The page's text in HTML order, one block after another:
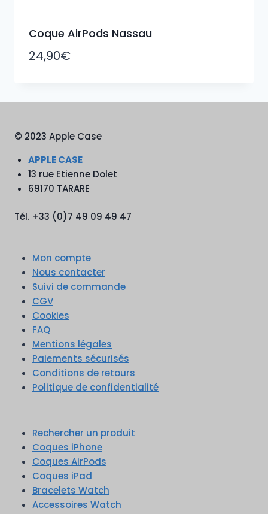
Coque AirPods Nassau
24,90€
© 2023 Apple Case
APPLE CASE
13 rue Etienne Dolet
69170 TARARE
Tél. +33 (0)7 49 09 49 47
Mon compte
Nous contacter
Suivi de commande
CGV
Cookies
FAQ
Mentions légales
Paiements sécurisés
Conditions de retours
Politique de confidentialité
Rechercher un produit
Coques iPhone
Coques AirPods
Coques iPad
Bracelets Watch
Accessoires Watch